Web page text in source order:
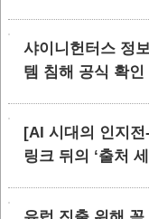
샤이니헌터스 정
템 침해 공식 확인
[AI 시대의 인지
링크 뒤의 ‘출처 세